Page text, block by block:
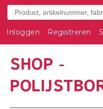
Inloggen Registreren
SHOP -